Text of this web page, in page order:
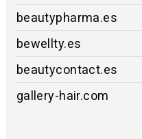
beautypharma.es
bewellty.es
beautycontact.es
gallery-hair.com